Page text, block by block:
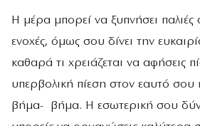
Η μέρα μπορεί να ξυπνήσει παλιές
ενοχές, όμως σου δίνει την
καθαρά τι χρειάζεται να αφήσεις
υπερβολική πίεση στον εαυτό
βήμα- βήμα. Η εσωτερική σου